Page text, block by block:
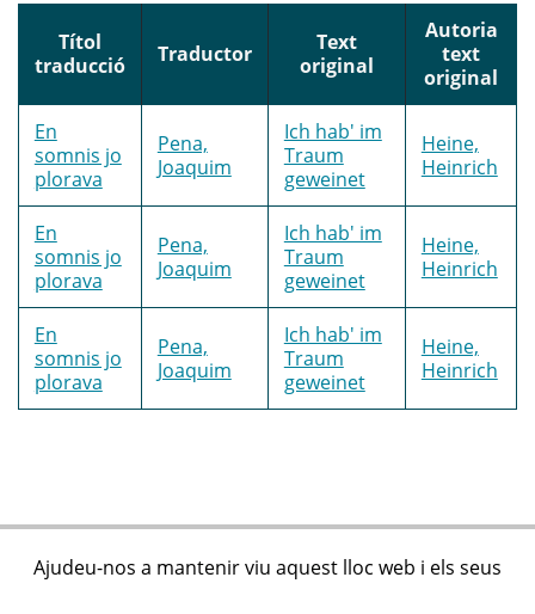
Títol
traducció
Traductor
Text
original
Autoria
text
original
En
somnis jo
plorava
Pena,
Joaquim
Ich hab' im
Traum
geweinet
Heine,
Heinrich
En
somnis jo
plorava
Pena,
Joaquim
Ich hab' im
Traum
geweinet
Heine,
Heinrich
En
somnis jo
plorava
Pena,
Joaquim
Ich hab' im
Traum
geweinet
Heine,
Heinrich
Ajudeu-nos a mantenir viu aquest lloc web i els seus